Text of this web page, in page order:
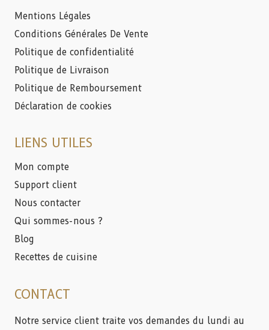
Mentions Légales
Conditions Générales De Vente
Politique de confidentialité
Politique de Livraison
Politique de Remboursement
Déclaration de cookies
LIENS UTILES
Mon compte
Support client
Nous contacter
Qui sommes-nous ?
Blog
Recettes de cuisine
CONTACT
Notre service client traite vos demandes du lundi au